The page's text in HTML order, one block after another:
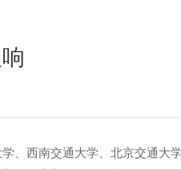
、西南交通大学、北京交通大